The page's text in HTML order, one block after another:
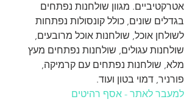
אטרקטיביים. מגוון שולחנות נפתחים
בגדלים שונים, כולל קונסולות נפתחות
לשולחן אוכל, שולחנות אוכל מרובעים,
שולחנות עגולים, שולחנות נפתחים מעץ
מלא, שולחנות נפתחים עם קרמיקה,
פורניר, דמוי בטון ועוד.
למעבר לאתר - אסף רהיטים